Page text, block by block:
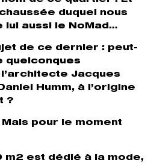
duquel nous
lui aussi le NoMad…
de ce dernier : peut-
quelconques
Jacques
Humm, à l’origine
?
pour le moment
m2 est dédié à la mode,